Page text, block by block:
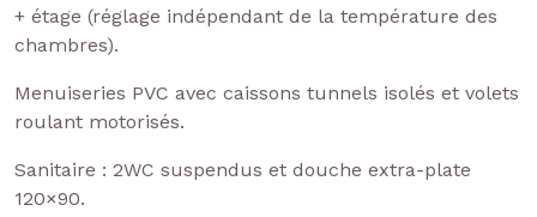
+ étage (réglage indépendant de la température des
chambres).
Menuiseries PVC avec caissons tunnels isolés et volets
roulant motorisés.
Sanitaire : 2WC suspendus et douche extra-plate
120×90.